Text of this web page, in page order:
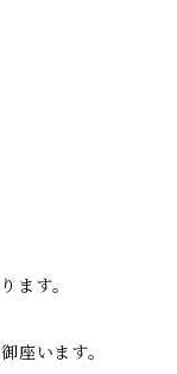
ます。
座います。